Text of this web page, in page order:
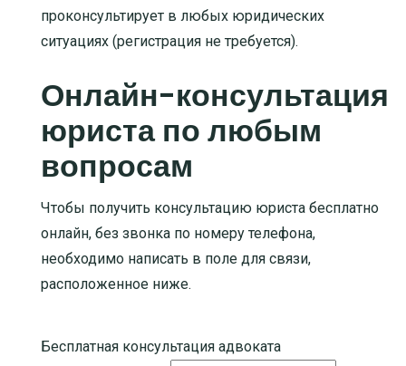
проконсультирует в любых юридических
ситуациях (регистрация не требуется).
Онлайн-консультация
юриста по любым
вопросам
Чтобы получить консультацию юриста бесплатно
онлайн, без звонка по номеру телефона,
необходимо написать в поле для связи,
расположенное ниже.
Бесплатная консультация адвоката